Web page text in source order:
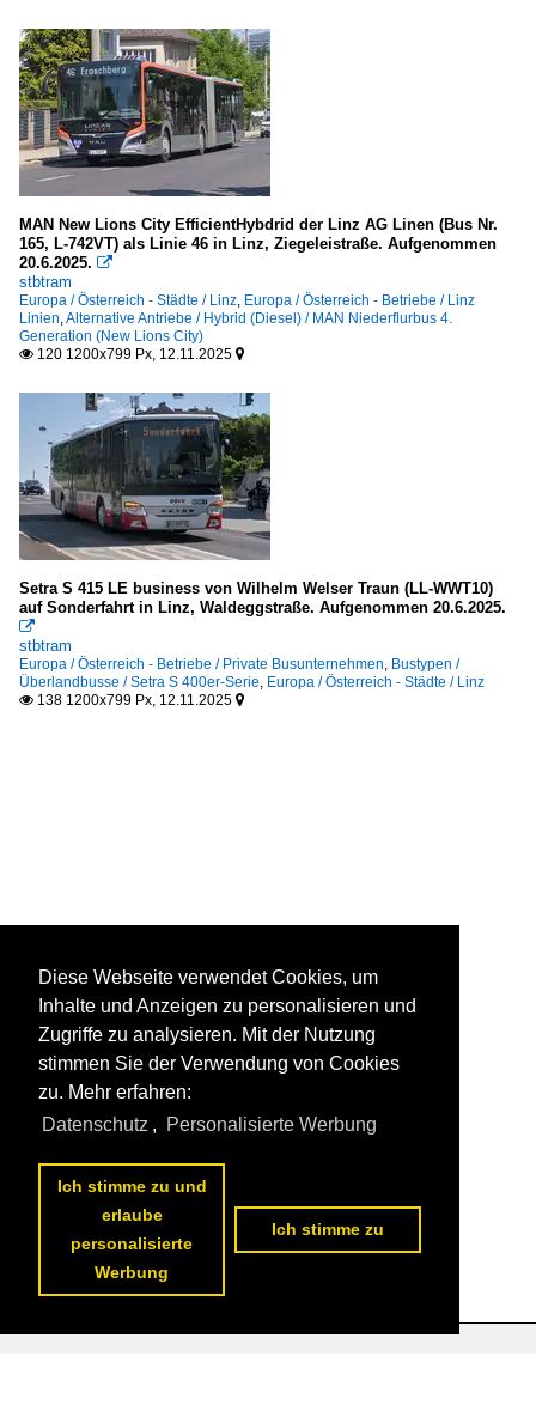
MAN New Lions City EfficientHybdrid der Linz AG Linen (Bus Nr.
165, L-742VT) als Linie 46 in Linz, Ziegeleistraße. Aufgenommen
20.6.2025. 
stbtram
Europa / Österreich - Städte / Linz Europa / Österreich - Betriebe / Linz
Linien Alternative Antriebe / Hybrid (Diesel) / MAN Niederflurbus 4.
Generation (New Lions City)
 120 1200x799 Px, 12.11.2025 
Setra S 415 LE business von Wilhelm Welser Traun (LL-WWT10)
auf Sonderfahrt in Linz, Waldeggstraße. Aufgenommen 20.6.2025.

stbtram
Europa / Österreich - Betriebe / Private Busunternehmen Bustypen /
Überlandbusse / Setra S 400er-Serie Europa / Österreich - Städte / Linz
 138 1200x799 Px, 12.11.2025 
Diese Webseite verwendet Cookies, um
Inhalte und Anzeigen zu personalisieren und
Zugriffe zu analysieren. Mit der Nutzung
stimmen Sie der Verwendung von Cookies
zu. Mehr erfahren:
Datenschutz , Personalisierte Werbung
Ich stimme zu und
erlaube
personalisierte
Werbung
Ich stimme zu